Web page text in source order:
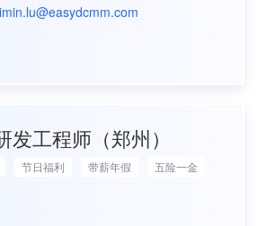
工程师（郑州）
节日福利 带薪年假 五险一金